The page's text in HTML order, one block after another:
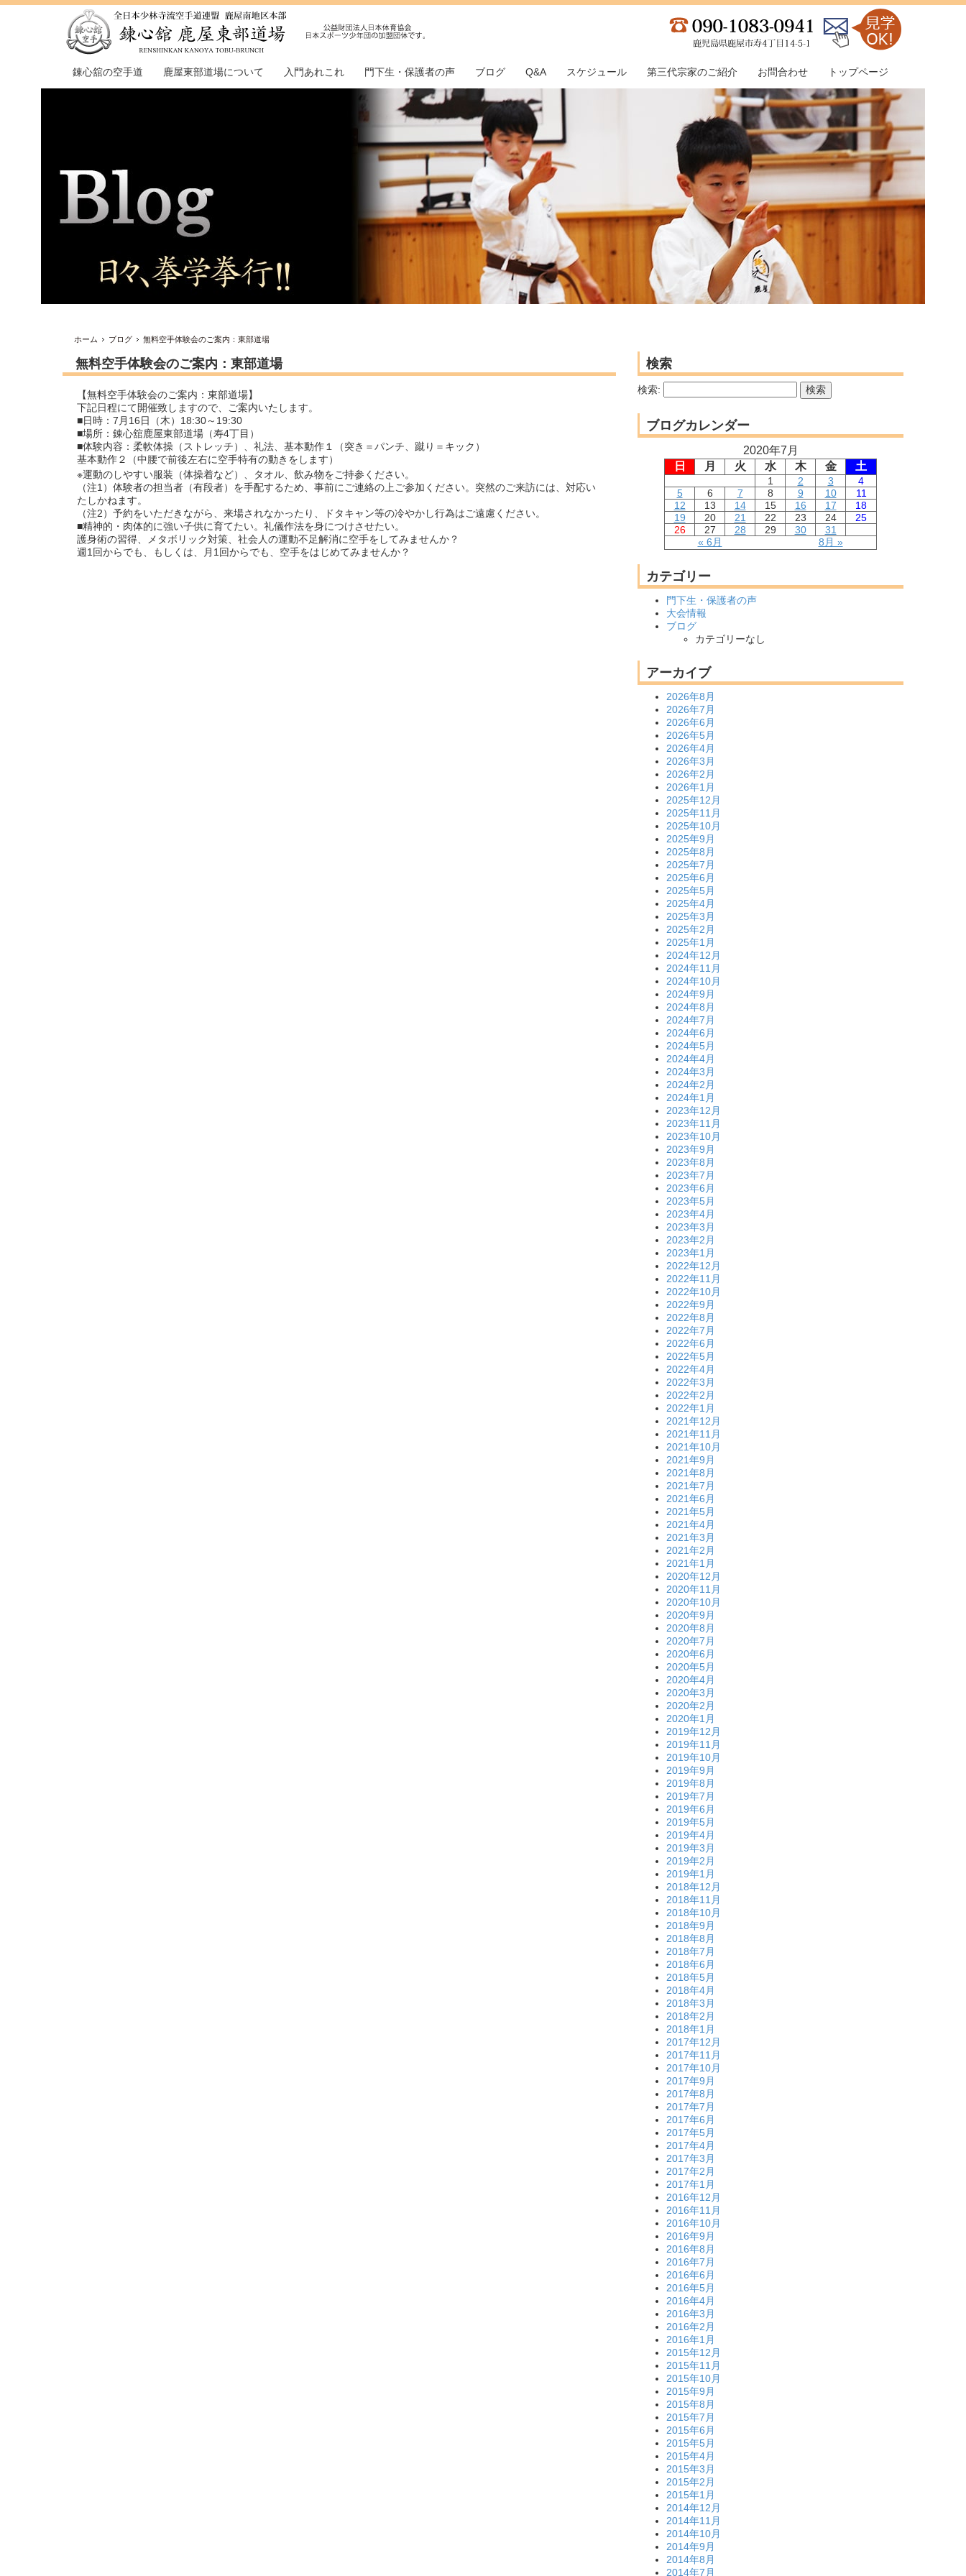
錬心舘の空手道 鹿屋東部道場について 入門あれこれ 門下生・保護者の声 ブログ Q&A スケジュール 第三代宗家のご紹介 お問合わせ トップページ
ホーム ブログ 無料空手体験会のご案内：東部道場
無料空手体験会のご案内：東部道場
【無料空手体験会のご案内：東部道場】
下記日程にて開催致しますので、ご案内いたします。
■日時：7月16日（木）18:30～19:30
■場所：錬心舘鹿屋東部道場（寿4丁目）
■体験内容：柔軟体操（ストレッチ）、礼法、基本動作１（突き＝パンチ、蹴り＝キック）
基本動作２（中腰で前後左右に空手特有の動きをします）
※運動のしやすい服装（体操着など）、タオル、飲み物をご持参ください。
（注1）体験者の担当者（有段者）を手配するため、事前にご連絡の上ご参加ください。突然のご来訪には、対応い
たしかねます。
（注2）予約をいただきながら、来場されなかったり、ドタキャン等の冷やかし行為はご遠慮ください。
■精神的・肉体的に強い子供に育てたい。礼儀作法を身につけさせたい。
護身術の習得、メタボリック対策、社会人の運動不足解消に空手をしてみませんか？
週1回からでも、もしくは、月1回からでも、空手をはじめてみませんか？
検索
検索:
ブログカレンダー
2020年7月
日
月 火 水 木 金 土
« 6月 8月 »
1 2 3
4
5
6 7 8 9 10
11
12
13 14 15 16 17
18
19
20 21 22 23 24
25
26
27 28 29 30 31
カテゴリー
門下生・保護者の声
大会情報
ブログ
カテゴリーなし
アーカイブ
2026年8月
2026年7月
2026年6月
2026年5月
2026年4月
2026年3月
2026年2月
2026年1月
2025年12月
2025年11月
2025年10月
2025年9月
2025年8月
2025年7月
2025年6月
2025年5月
2025年4月
2025年3月
2025年2月
2025年1月
2024年12月
2024年11月
2024年10月
2024年9月
2024年8月
2024年7月
2024年6月
2024年5月
2024年4月
2024年3月
2024年2月
2024年1月
2023年12月
2023年11月
2023年10月
2023年9月
2023年8月
2023年7月
2023年6月
2023年5月
2023年4月
2023年3月
2023年2月
2023年1月
2022年12月
2022年11月
2022年10月
2022年9月
2022年8月
2022年7月
2022年6月
2022年5月
2022年4月
2022年3月
2022年2月
2022年1月
2021年12月
2021年11月
2021年10月
2021年9月
2021年8月
2021年7月
2021年6月
2021年5月
2021年4月
2021年3月
2021年2月
2021年1月
2020年12月
2020年11月
2020年10月
2020年9月
2020年8月
2020年7月
2020年6月
2020年5月
2020年4月
2020年3月
2020年2月
2020年1月
2019年12月
2019年11月
2019年10月
2019年9月
2019年8月
2019年7月
2019年6月
2019年5月
2019年4月
2019年3月
2019年2月
2019年1月
2018年12月
2018年11月
2018年10月
2018年9月
2018年8月
2018年7月
2018年6月
2018年5月
2018年4月
2018年3月
2018年2月
2018年1月
2017年12月
2017年11月
2017年10月
2017年9月
2017年8月
2017年7月
2017年6月
2017年5月
2017年4月
2017年3月
2017年2月
2017年1月
2016年12月
2016年11月
2016年10月
2016年9月
2016年8月
2016年7月
2016年6月
2016年5月
2016年4月
2016年3月
2016年2月
2016年1月
2015年12月
2015年11月
2015年10月
2015年9月
2015年8月
2015年7月
2015年6月
2015年5月
2015年4月
2015年3月
2015年2月
2015年1月
2014年12月
2014年11月
2014年10月
2014年9月
2014年8月
2014年7月